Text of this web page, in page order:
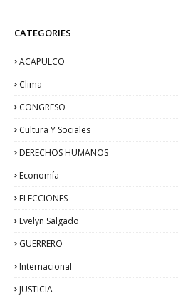
CATEGORIES
ACAPULCO
Clima
CONGRESO
Cultura Y Sociales
DERECHOS HUMANOS
Economía
ELECCIONES
Evelyn Salgado
GUERRERO
Internacional
JUSTICIA